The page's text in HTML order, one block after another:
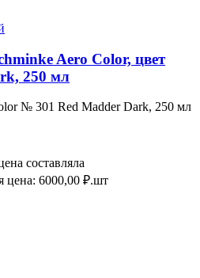
Aero Color, цвет
250 мл
№ 301 Red Madder Dark, 250 мл
составляла
цена: 6000,00 ₽.шт